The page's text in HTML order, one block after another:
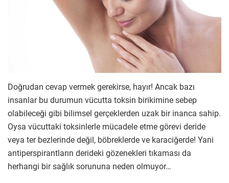
Doğrudan cevap vermek gerekirse, hayır! Ancak bazı
insanlar bu durumun vücutta toksin birikimine sebep
olabileceği gibi bilimsel gerçeklerden uzak bir inanca sahip.
Oysa vücuttaki toksinlerle mücadele etme görevi deride
veya ter bezlerinde değil, böbreklerde ve karaciğerde! Yani
antiperspirantların derideki gözenekleri tıkaması da
herhangi bir sağlık sorununa neden olmuyor…